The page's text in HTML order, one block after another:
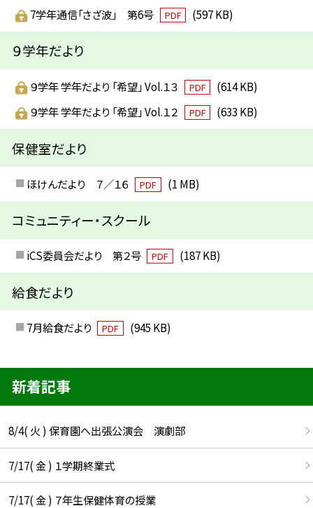
7学年通信「さざ波」 第6号
PDF (597 KB)
９学年だより
９学年 学年だより 「希望」 Vol.１３ PDF
(614 KB)
９学年 学年だより 「希望」 Vol.１２
PDF (633 KB)
保健室だより
ほけんだより ７／１６ PDF (1 MB)
コミュニティー・スクール
iCS委員会だより 第２号 PDF (187 KB)
給食だより
7月給食だより PDF (945 KB)
新着記事
8/4( 火 ) 保育園へ出張公演会 演劇部
7/17( 金 ) １学期終業式
7/17( 金 ) ７年生保健体育の授業